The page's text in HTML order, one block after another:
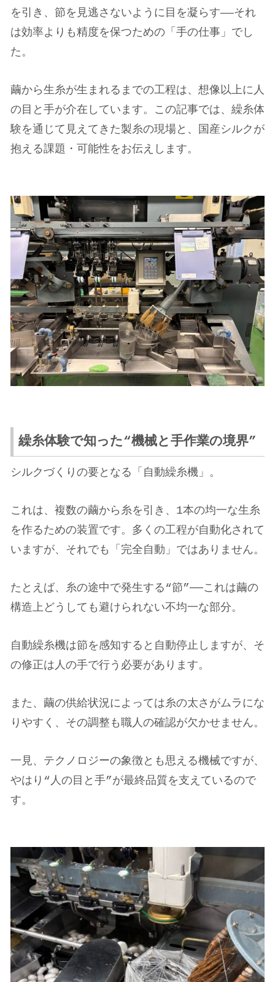
を引き、節を見逃さないように目を凝らす——それ
は効率よりも精度を保つための「手の仕事」でし
た。
繭から生糸が生まれるまでの工程は、想像以上に人
の目と手が介在しています。この記事では、繰糸体
験を通じて見えてきた製糸の現場と、国産シルクが
抱える課題・可能性をお伝えします。
繰糸体験で知った“機械と手作業の境界”
シルクづくりの要となる「自動繰糸機」。
これは、複数の繭から糸を引き、1本の均一な生糸
を作るための装置です。多くの工程が自動化されて
いますが、それでも「完全自動」ではありません。
たとえば、糸の途中で発生する“節”──これは繭の
構造上どうしても避けられない不均一な部分。
自動繰糸機は節を感知すると自動停止しますが、そ
の修正は人の手で行う必要があります。
また、繭の供給状況によっては糸の太さがムラにな
りやすく、その調整も職人の確認が欠かせません。
一見、テクノロジーの象徴とも思える機械ですが、
やはり“人の目と手”が最終品質を支えているので
す。